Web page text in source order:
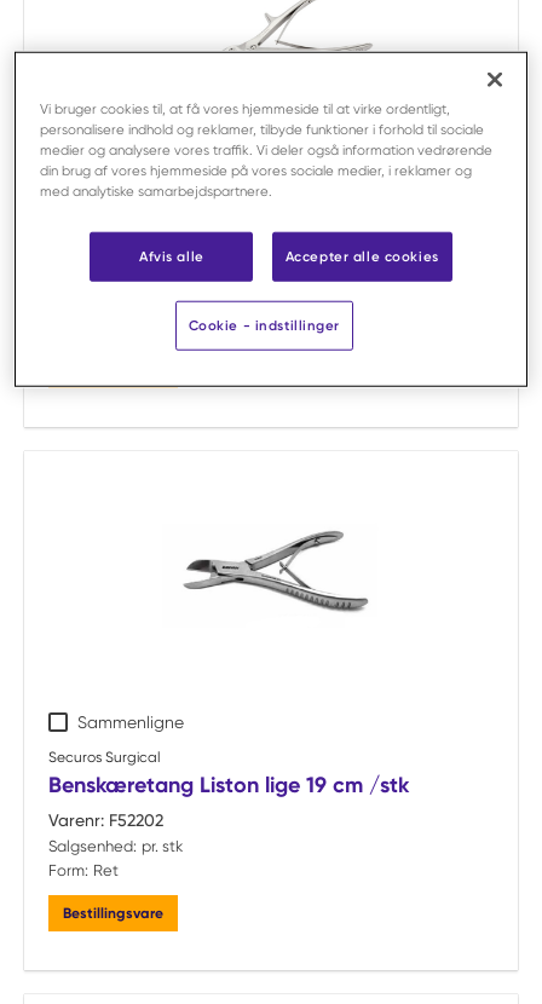
Sammenligne
Benskæretang Horsley 26 cm /stk
Varenr: F52197
pr. stk
Sammenligne
Securos Surgical
Benskæretang Liston lige 19 cm /stk
Varenr: F52202
Salgsenhed: pr. stk
Form: Ret
Bestillingsvare
Vi bruger cookies til, at få vores hjemmeside til at virke ordentligt,
personalisere indhold og reklamer, tilbyde funktioner i forhold til sociale
medier og analysere vores traffik. Vi deler også information vedrørende
din brug af vores hjemmeside på vores sociale medier, i reklamer og
med analytiske samarbejdspartnere.
Afvis alle Accepter alle cookies
Cookie - indstillinger